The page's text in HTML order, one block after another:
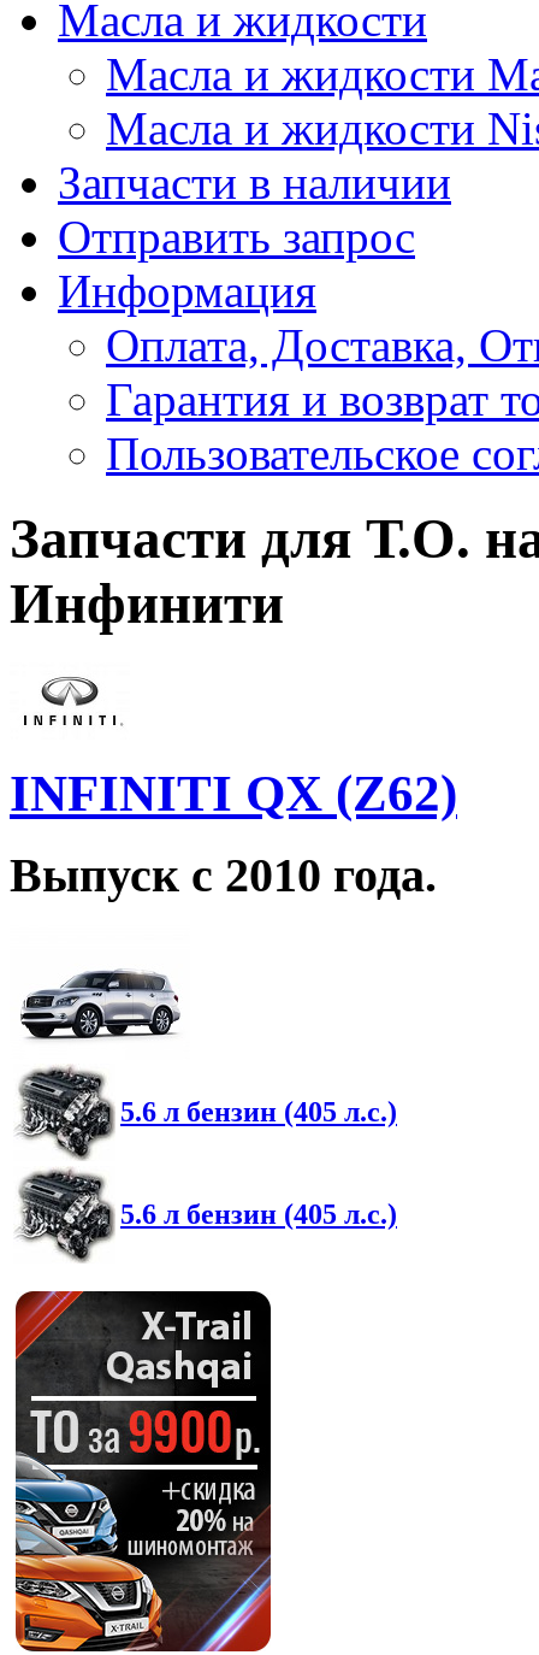
Масла и жидкости
Масла и жидкости
Масла и жидкости
Запчасти в наличии
Отправить запрос
Информация
Оплата, Доставка,
Гарантия и возврат
Пользовательское
Запчасти для Т.О.
Инфинити
INFINITI QX (Z62)
Выпуск с 2010 года.
5.6 л бензин (405 л.с.)
5.6 л бензин (405 л.с.)